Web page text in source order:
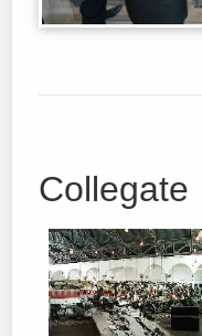
Collegate